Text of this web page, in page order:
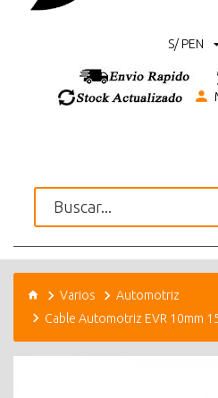
S/ PEN
Varios
Automotriz
Cable Automotriz EVR 10mm